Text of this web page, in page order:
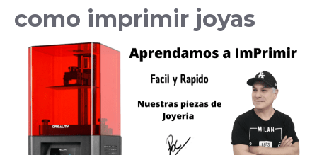
como imprimir joyas